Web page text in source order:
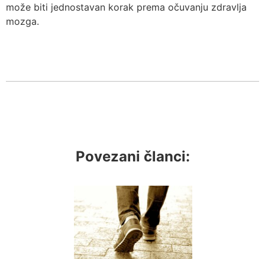
može biti jednostavan korak prema očuvanju zdravlja
mozga.
Povezani članci: